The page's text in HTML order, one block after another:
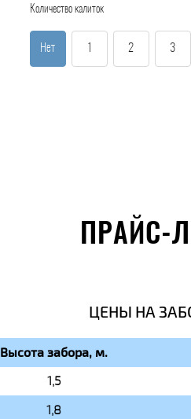
Количество калиток
Нет 2 3
ПРАЙС-
ЦЕНЫ НА
Высота забора, м.
1,5
1,8